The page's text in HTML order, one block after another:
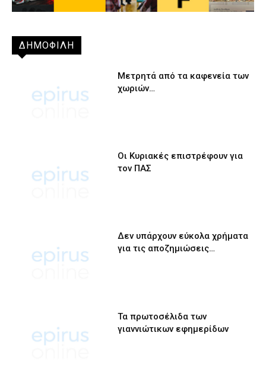
ΔΗΜΟΦΙΛΗ
Μετρητά από τα καφενεία των
χωριών…
Οι Κυριακές επιστρέφουν για
τον ΠΑΣ
Δεν υπάρχουν εύκολα χρήματα
για τις αποζημιώσεις…
Τα πρωτοσέλιδα των
γιαννιώτικων εφημερίδων